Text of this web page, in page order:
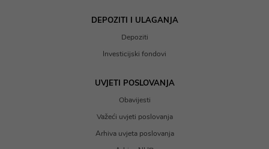
DEPOZITI I ULAGANJA
Depoziti
Investicijski fondovi
UVJETI POSLOVANJA
Obavijesti
Važeći uvjeti poslovanja
Arhiva uvjeta poslovanja